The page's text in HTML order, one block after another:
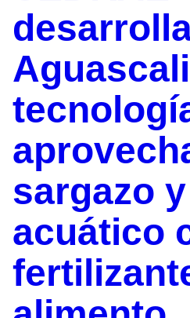
sargazo
acuático